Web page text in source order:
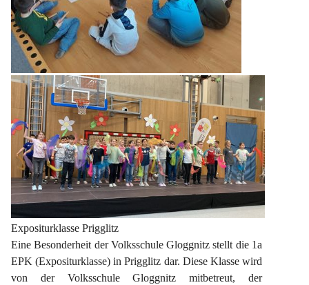
Expositurklasse Prigglitz
Eine Besonderheit der Volksschule Gloggnitz stellt die 1a
EPK (Expositurklasse) in Prigglitz dar. Diese Klasse wird
von der Volksschule Gloggnitz mitbetreut, der